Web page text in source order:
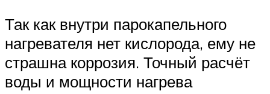
Так как внутри парокапельного
нагревателя нет кислорода, ему не
страшна коррозия. Точный расчёт
воды и мощности нагрева